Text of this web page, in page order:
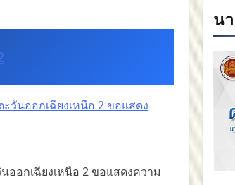
วันออกเฉียงเหนือ 2 ขอแสดง
อกเฉียงเหนือ 2 ขอแสดงความ
น